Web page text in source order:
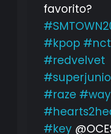
favorito?
#kpop
#redvelvet
#raze
#key